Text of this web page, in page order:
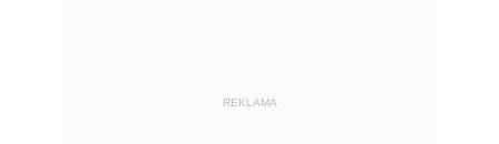
REKLAMA